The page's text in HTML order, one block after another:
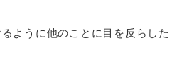
ように他のことに目を反らした